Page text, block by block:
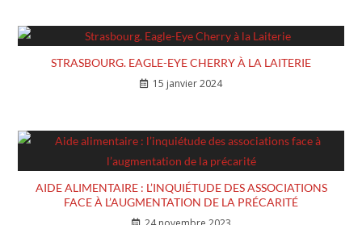
STRASBOURG. EAGLE-EYE CHERRY À LA LAITERIE
15 janvier 2024
AIDE ALIMENTAIRE : L’INQUIÉTUDE DES ASSOCIATIONS
FACE À L’AUGMENTATION DE LA PRÉCARITÉ